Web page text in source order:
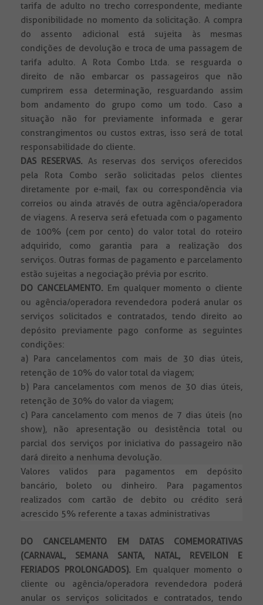
tarifa de adulto no trecho correspondente, mediante
disponibilidade no momento da solicitação. A compra
do assento adicional está sujeita às mesmas
condições de devolução e troca de uma passagem de
tarifa adulto. A Rota Combo Ltda. se resguarda o
direito de não embarcar os passageiros que não
cumprirem essa determinação, resguardando assim
bom andamento do grupo como um todo. Caso a
situação não for previamente informada e gerar
constrangimentos ou custos extras, isso será de total
responsabilidade do cliente.
DAS RESERVAS. As reservas dos serviços oferecidos
pela Rota Combo serão solicitadas pelos clientes
diretamente por e-mail, fax ou correspondência via
correios ou ainda através de outra agência/operadora
de viagens. A reserva será efetuada com o pagamento
de 100% (cem por cento) do valor total do roteiro
adquirido, como garantia para a realização dos
serviços. Outras formas de pagamento e parcelamento
estão sujeitas a negociação prévia por escrito.
DO CANCELAMENTO. Em qualquer momento o cliente
ou agência/operadora revendedora poderá anular os
serviços solicitados e contratados, tendo direito ao
depósito previamente pago conforme as seguintes
condições:
a) Para cancelamentos com mais de 30 dias úteis,
retenção de 10% do valor total da viagem;
b) Para cancelamentos com menos de 30 dias úteis,
retenção de 30% do valor da viagem;
c) Para cancelamento com menos de 7 dias úteis (no
show), não apresentação ou desistência total ou
parcial dos serviços por iniciativa do passageiro não
dará direito a nenhuma devolução.
Valores validos para pagamentos em depósito
bancário, boleto ou dinheiro. Para pagamentos
realizados com cartão de debito ou crédito será
acrescido 5% referente a taxas administrativas
DO CANCELAMENTO EM DATAS COMEMORATIVAS
(CARNAVAL, SEMANA SANTA, NATAL, REVEILON E
FERIADOS PROLONGADOS). Em qualquer momento o
cliente ou agência/operadora revendedora poderá
anular os serviços solicitados e contratados, tendo